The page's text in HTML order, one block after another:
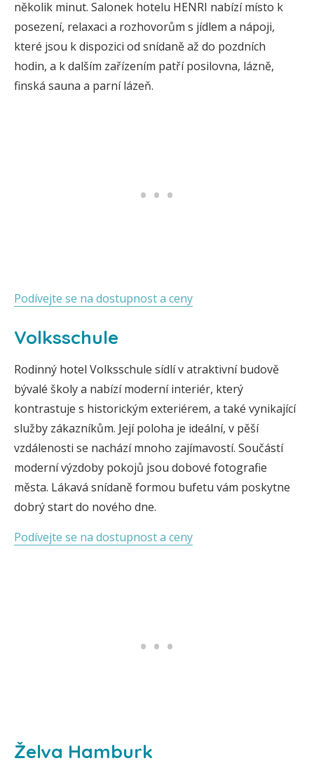
několik minut. Salonek hotelu HENRI nabízí místo k
posezení, relaxaci a rozhovorům s jídlem a nápoji,
které jsou k dispozici od snídaně až do pozdních
hodin, a k dalším zařízením patří posilovna, lázně,
finská sauna a parní lázeň.
Podívejte se na dostupnost a ceny
Volksschule
Rodinný hotel Volksschule sídlí v atraktivní budově
bývalé školy a nabízí moderní interiér, který
kontrastuje s historickým exteriérem, a také vynikající
služby zákazníkům. Její poloha je ideální, v pěší
vzdálenosti se nachází mnoho zajímavostí. Součástí
moderní výzdoby pokojů jsou dobové fotografie
města. Lákavá snídaně formou bufetu vám poskytne
dobrý start do nového dne.
Podívejte se na dostupnost a ceny
Želva Hamburk